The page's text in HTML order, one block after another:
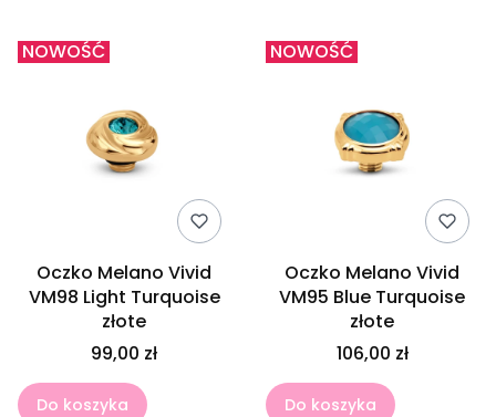
NOWOŚĆ
Oczko Melano Vivid
VM98 Light Turquoise
złote
99,00 zł
Do koszyka
NOWOŚĆ
Oczko Melano Vivid
VM95 Blue Turquoise
złote
106,00 zł
Do koszyka